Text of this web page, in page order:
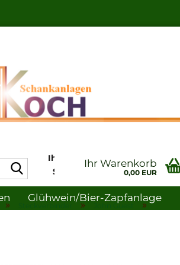
Suche...Ihr Profi in Sachen
Schankanlagen-
und
Gastronomiebedarf
Ihr Warenkorb
0,00 EUR
Glühwein/bier-Zapfanlage
» » John Guest »